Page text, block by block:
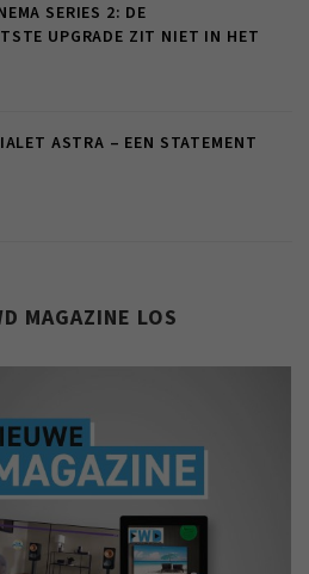
SERIES 2: DE
UPGRADE ZIT NIET IN HET
ASTRA – EEN STATEMENT
MAGAZINE LOS